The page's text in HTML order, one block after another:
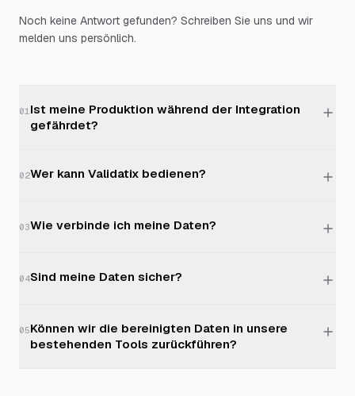
Noch keine Antwort gefunden? Schreiben Sie uns und wir
melden uns persönlich.
01Ist meine Produktion während der Integration
gefährdet?
02Wer kann Validatix bedienen?
03Wie verbinde ich meine Daten?
04Sind meine Daten sicher?
05Können wir die bereinigten Daten in unsere
bestehenden Tools zurückführen?